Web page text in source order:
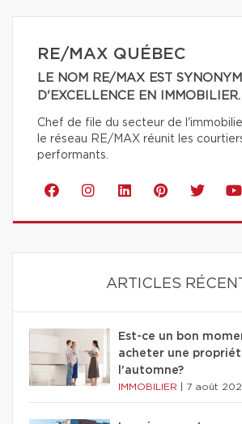
RE/MAX QUÉBEC
LE NOM RE/MAX EST
D'EXCELLENCE EN IMMOBILIER.
Chef de file du secteur de
le réseau RE/MAX réunit les
performants.
ARTICLES
Est-ce un bon
acheter une
l'automne?
IMMOBILIER 7 août